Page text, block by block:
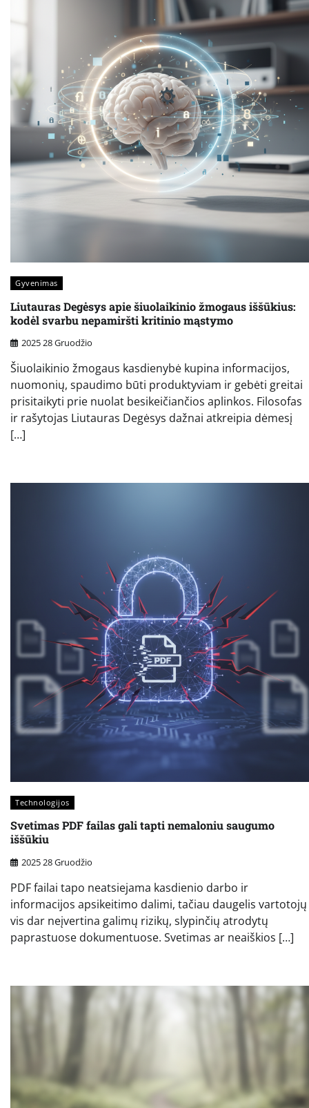
Gyvenimas
Liutauras Degėsys apie šiuolaikinio žmogaus iššūkius:
kodėl svarbu nepamiršti kritinio mąstymo
2025 28 Gruodžio
Šiuolaikinio žmogaus kasdienybė kupina informacijos,
nuomonių, spaudimo būti produktyviam ir gebėti greitai
prisitaikyti prie nuolat besikeičiančios aplinkos. Filosofas
ir rašytojas Liutauras Degėsys dažnai atkreipia dėmesį
[…]
Technologijos
Svetimas PDF failas gali tapti nemaloniu saugumo
iššūkiu
2025 28 Gruodžio
PDF failai tapo neatsiejama kasdienio darbo ir
informacijos apsikeitimo dalimi, tačiau daugelis vartotojų
vis dar neįvertina galimų rizikų, slypinčių atrodytų
paprastuose dokumentuose. Svetimas ar neaiškios […]